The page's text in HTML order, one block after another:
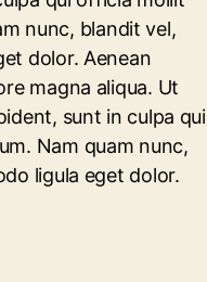
nunc, blandit vel,
dolor. Aenean
magna aliqua. Ut
sunt in culpa qui
Nam quam nunc,
ligula eget dolor.